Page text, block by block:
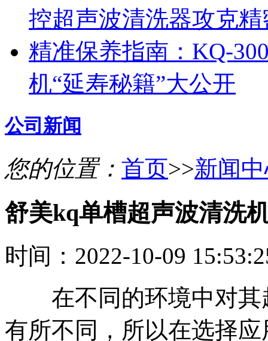
控超声波清洗器攻克
精准保养指南：KQ-
机“延寿秘籍”大公开
公司新闻
您的位置： 首页>>新闻
舒美kq单槽超声波清洗
时间：2022-10-09
在不同的环境中对其
有所不同，所以在选择